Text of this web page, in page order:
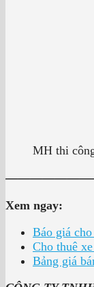
MH thi
Xem ngay:
Báo giá
Cho thuê
Bảng giá